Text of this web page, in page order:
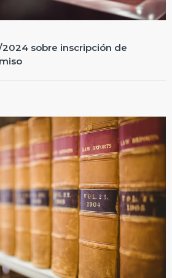
2024 sobre inscripción de